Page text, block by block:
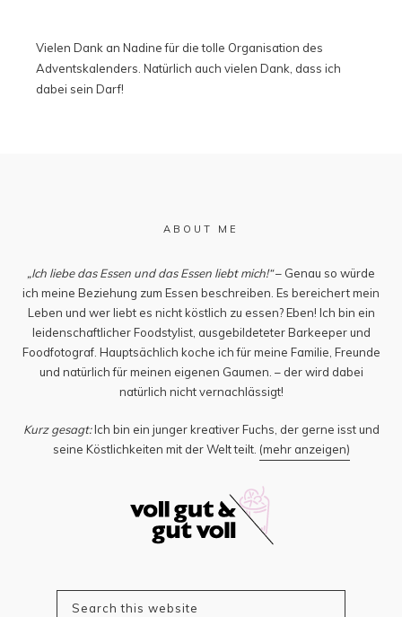
Vielen Dank an Nadine für die tolle Organisation des
Adventskalenders. Natürlich auch vielen Dank, dass ich
dabei sein Darf!
ABOUT ME
„Ich liebe das Essen und das Essen liebt mich!“– Genau so würde
ich meine Beziehung zum Essen beschreiben. Es bereichert mein
Leben und wer liebt es nicht köstlich zu essen? Eben! Ich bin ein
leidenschaftlicher Foodstylist, ausgebildeteter Barkeeper und
Foodfotograf. Hauptsächlich koche ich für meine Familie, Freunde
und natürlich für meinen eigenen Gaumen. – der wird dabei
natürlich nicht vernachlässigt!
Kurz gesagt:Ich bin ein junger kreativer Fuchs, der gerne isst und
seine Köstlichkeiten mit der Welt teilt. (mehr anzeigen)